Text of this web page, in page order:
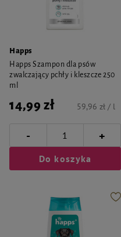
Happs
Happs Szampon dla psów
zwalczający pchły i kleszcze 250
ml
14,99 zł 59,96 zł / l
- +
Do koszyka